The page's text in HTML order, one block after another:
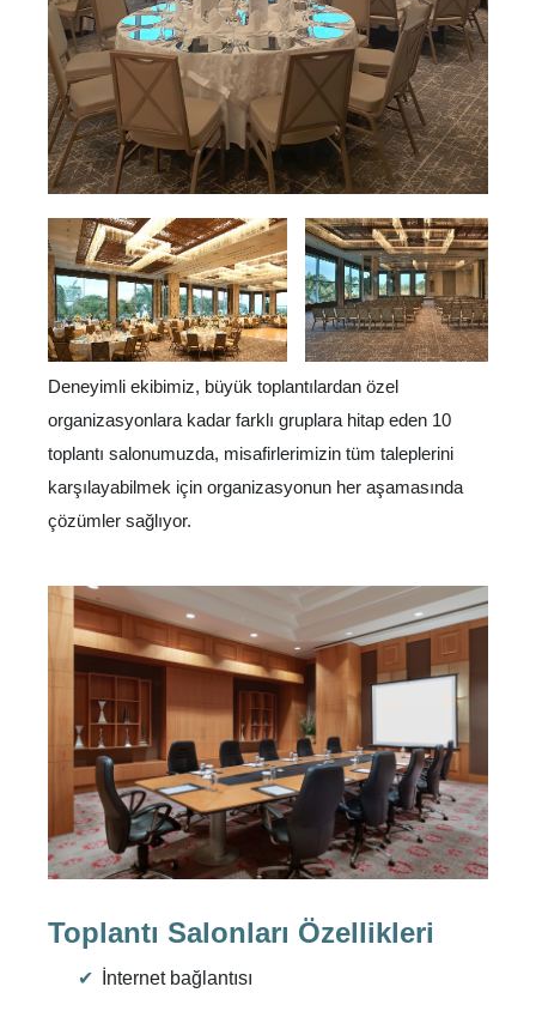
Deneyimli ekibimiz, büyük toplantılardan özel
organizasyonlara kadar farklı gruplara hitap eden 10
toplantı salonumuzda, misafirlerimizin tüm taleplerini
karşılayabilmek için organizasyonun her aşamasında
çözümler sağlıyor.
Toplantı Salonları Özellikleri
İnternet bağlantısı